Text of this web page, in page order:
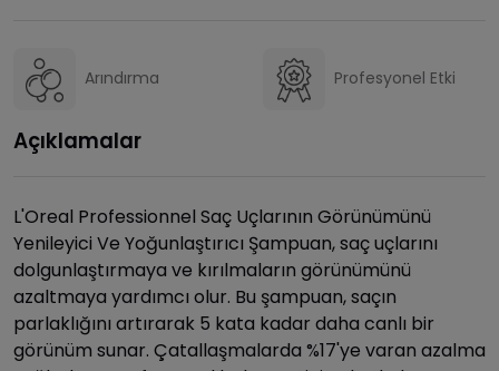
Arındırma Profesyonel Etki
Açıklamalar
L'Oreal Professionnel Saç Uçlarının Görünümünü
Yenileyici Ve Yoğunlaştırıcı Şampuan, saç uçlarını
dolgunlaştırmaya ve kırılmaların görünümünü
azaltmaya yardımcı olur. Bu şampuan, saçın
parlaklığını artırarak 5 kata kadar daha canlı bir
görünüm sunar. Çatallaşmalarda %17'ye varan azalma